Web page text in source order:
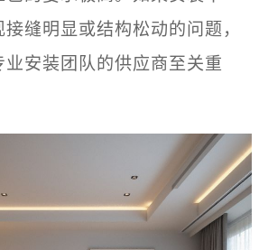
缝明显或结构松动的问题，
业安装团队的供应商至关重